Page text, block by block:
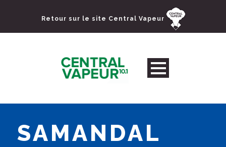
Retour sur le site Central Vapeur
SAMANDAL